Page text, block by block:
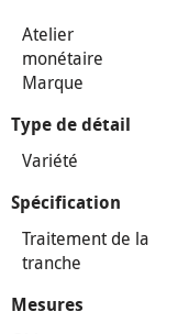
Atelier
monétaire
Marque
Type de détail
Variété
Spécification
Traitement de la
tranche
Mesures